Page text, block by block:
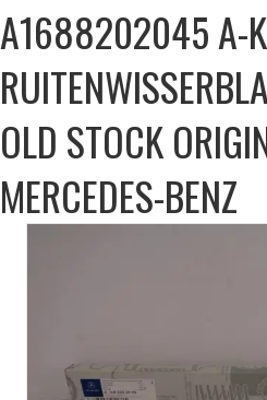
A1688202045 A-
OLD STOCK
MERCEDES-BENZ